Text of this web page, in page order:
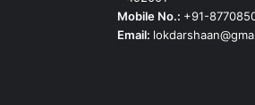
Mobile No.: +91-
Email: